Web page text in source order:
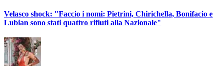
Velasco shock: "Faccio i nomi: Pietrini, Chirichella, Bonifacio e
Lubian sono stati quattro rifiuti alla Nazionale"